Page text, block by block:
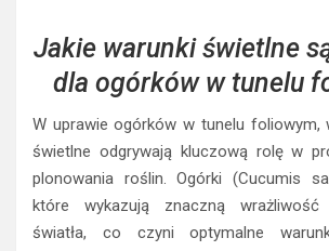
dla ogórków w tunelu
W uprawie ogórków w tunelu foliowym,
świetlne odgrywają kluczową rolę w
plonowania roślin. Ogórki (Cucumis
które wykazują znaczną
światła, co czyni optymalne
istotnym czynnikiem w procesie ich